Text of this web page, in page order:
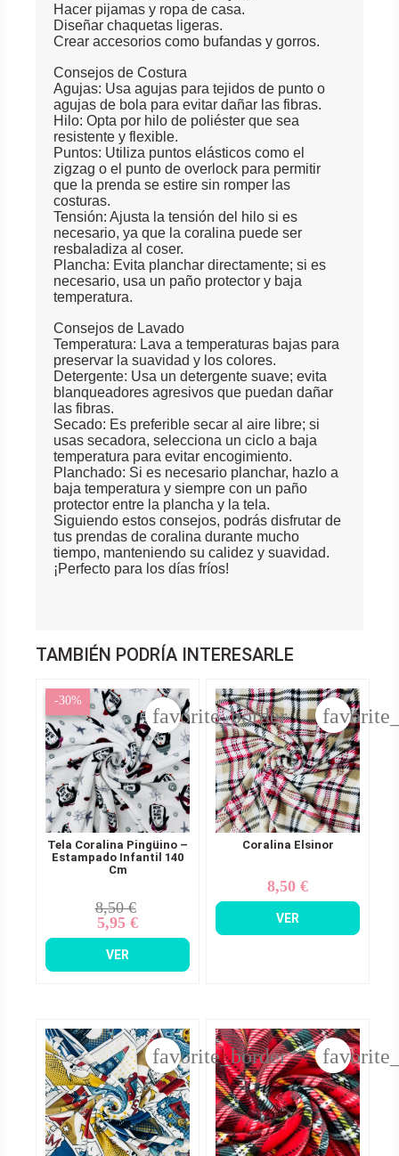
Hacer pijamas y ropa de casa.
Diseñar chaquetas ligeras.
Crear accesorios como bufandas y gorros.
Consejos de Costura
Agujas: Usa agujas para tejidos de punto o
agujas de bola para evitar dañar las fibras.
Hilo: Opta por hilo de poliéster que sea
resistente y flexible.
Puntos: Utiliza puntos elásticos como el
zigzag o el punto de overlock para permitir
que la prenda se estire sin romper las
costuras.
Tensión: Ajusta la tensión del hilo si es
necesario, ya que la coralina puede ser
resbaladiza al coser.
Plancha: Evita planchar directamente; si es
necesario, usa un paño protector y baja
temperatura.
Consejos de Lavado
Temperatura: Lava a temperaturas bajas para
preservar la suavidad y los colores.
Detergente: Usa un detergente suave; evita
blanqueadores agresivos que puedan dañar
las fibras.
Secado: Es preferible secar al aire libre; si
usas secadora, selecciona un ciclo a baja
temperatura para evitar encogimiento.
Planchado: Si es necesario planchar, hazlo a
baja temperatura y siempre con un paño
protector entre la plancha y la tela.
Siguiendo estos consejos, podrás disfrutar de
tus prendas de coralina durante mucho
tiempo, manteniendo su calidez y suavidad.
¡Perfecto para los días fríos!
TAMBIÉN PODRÍA INTERESARLE
Tela Coralina Pingüino –
Estampado Infantil 140
Cm
Precio
base
8,50 €
Precio
5,95 €
-30%
VER
favorite_border
Coralina Elsinor
Precio
8,50 €
VER
favorite_border